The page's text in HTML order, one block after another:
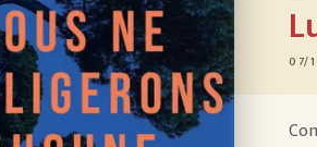
07/